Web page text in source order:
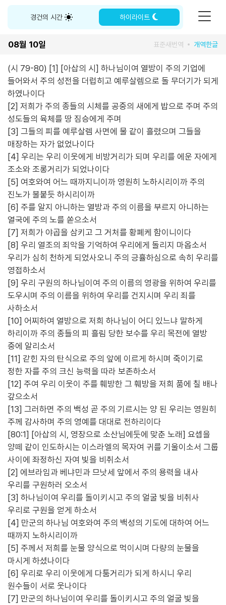
경건의 시간 하이라이트
08월 10일 표준새번역 개역한글
(시 79-80) [1] [아삽의 시] 하나님이여 열방이 주의 기업에
들어와서 주의 성전을 더럽히고 예루살렘으로 돌 무더기가 되게
하였나이다
[2] 저희가 주의 종들의 시체를 공중의 새에게 밥으로 주며 주의
성도들의 육체를 땅 짐승에게 주며
[3] 그들의 피를 예루살렘 사면에 물 같이 흘렸으며 그들을
매장하는 자가 없었나이다
[4] 우리는 우리 이웃에게 비방거리가 되며 우리를 에운 자에게
조소와 조롱거리가 되었나이다
[5] 여호와여 어느 때까지니이까 영원히 노하시리이까 주의
진노가 불붙듯 하시리이까
[6] 주를 알지 아니하는 열방과 주의 이름을 부르지 아니하는
열국에 주의 노를 쏟으소서
[7] 저희가 야곱을 삼키고 그 거처를 황폐케 함이니이다
[8] 우리 열조의 죄악을 기억하여 우리에게 돌리지 마옵소서
우리가 심히 천하게 되었사오니 주의 긍휼하심으로 속히 우리를
영접하소서
[9] 우리 구원의 하나님이여 주의 이름의 영광을 위하여 우리를
도우시며 주의 이름을 위하여 우리를 건지시며 우리 죄를
사하소서
[10] 어찌하여 열방으로 저희 하나님이 어디 있느냐 말하게
하리이까 주의 종들의 피 흘림 당한 보수를 우리 목전에 열방
중에 알리소서
[11] 갇힌 자의 탄식으로 주의 앞에 이르게 하시며 죽이기로
정한 자를 주의 크신 능력을 따라 보존하소서
[12] 주여 우리 이웃이 주를 훼방한 그 훼방을 저희 품에 칠 배나
갚으소서
[13] 그러하면 주의 백성 곧 주의 기르시는 양 된 우리는 영원히
주께 감사하며 주의 영예를 대대로 전하리이다
[80:1] [아삽의 시, 영장으로 소산님에둣에 맞춘 노래] 요셉을
양떼 같이 인도하시는 이스라엘의 목자여 귀를 기울이소서 그룹
사이에 좌정하신 자여 빛을 비취소서
[2] 에브라임과 베냐민과 므낫세 앞에서 주의 용력을 내사
우리를 구원하러 오소서
[3] 하나님이여 우리를 돌이키시고 주의 얼굴 빛을 비취사
우리로 구원을 얻게 하소서
[4] 만군의 하나님 여호와여 주의 백성의 기도에 대하여 어느
때까지 노하시리이까
[5] 주께서 저희를 눈물 양식으로 먹이시며 다량의 눈물을
마시게 하셨나이다
[6] 우리로 우리 이웃에게 다툼거리가 되게 하시니 우리
원수들이 서로 웃나이다
[7] 만군의 하나님이여 우리를 돌이키시고 주의 얼굴 빛을